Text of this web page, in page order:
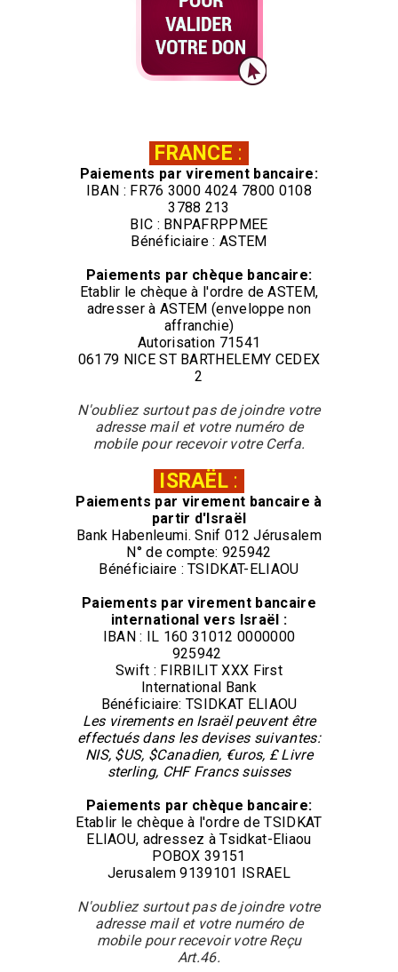
FRANCE :
Paiements par virement bancaire:
IBAN : FR76 3000 4024 7800 0108
3788 213
BIC : BNPAFRPPMEE
Bénéficiaire : ASTEM
Paiements par chèque bancaire:
Etablir le chèque à l'ordre de ASTEM,
adresser à ASTEM (enveloppe non
affranchie)
Autorisation 71541
06179 NICE ST BARTHELEMY CEDEX
2
N'oubliez surtout pas de joindre votre
adresse mail et votre numéro de
mobile pour recevoir votre Cerfa.
ISRAËL :
Paiements par virement bancaire à
partir d'Israël
Bank Habenleumi. Snif 012 Jérusalem
N° de compte: 925942
Bénéficiaire : TSIDKAT-ELIAOU
Paiements par virement bancaire
international vers Israël :
IBAN : IL 160 31012 0000000
925942
Swift : FIRBILIT XXX First
International Bank
Bénéficiaire: TSIDKAT ELIAOU
Les virements en Israël peuvent être
effectués dans les devises suivantes:
NIS, $US, $Canadien, €uros, £ Livre
sterling, CHF Francs suisses
Paiements par chèque bancaire:
Etablir le chèque à l'ordre de TSIDKAT
ELIAOU, adressez à Tsidkat-Eliaou
POBOX 39151
Jerusalem 9139101 ISRAEL
N'oubliez surtout pas de joindre votre
adresse mail et votre numéro de
mobile pour recevoir votre Reçu
Art.46.